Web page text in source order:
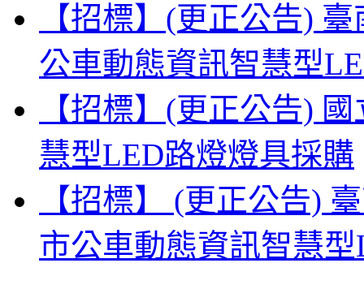
【招標】(更正公告)
公車動態資訊智慧型
【招標】(更正公告)
慧型LED路燈燈具採購
【招標】 (更正公告)
市公車動態資訊智慧